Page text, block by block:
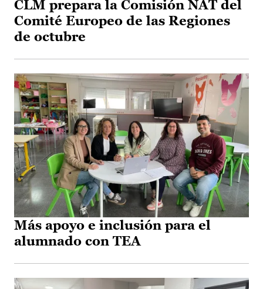
CLM prepara la Comisión NAT del
Comité Europeo de las Regiones
de octubre
Más apoyo e inclusión para el
alumnado con TEA